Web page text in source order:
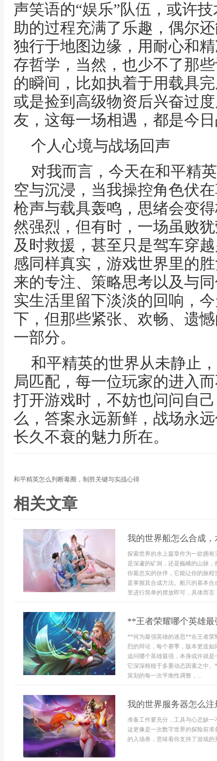
声笑语的“娱乐”队伍，或许
助的过程充满了乐趣，偶尔
独行于地图边缘，用耐心和
存哲学，当然，也少不了那
的瞬间，比如执着于用载具
或是捡到高级物资后兴奋过
友，这每一场相遇，都是今
个人心境与战场回声
对我而言，今天在和平精
空与沉浸，当我操控角色伏
枪声与载具轰鸣，思绪会变
然强烈，但有时，一场虽败
及时救援，甚至只是驾车穿
感同样真实，游戏世界里的
来的专注、策略思考以及与
实生活里留下淡淡的回响，
下，但那些紧张、欢畅、遗
一部分。
和平精英的世界从未静止
局匹配，每一位玩家的进入
打开游戏时，不妨也问问自
么，答案永远新鲜，战场永
长久不衰的魅力所在。
和平精英怎么判断毒圈，制胜关键与实战心得
相关文章
我的世界船怎么合成
探索世界的水上篇章作为一款拥
是深邃的矿洞，还是巍峨的山脉
你最忠实的伙伴，它能让你的旅
是掌握其合成方法。船只的基本
里进行简单的摆放即可，具体而言
**王者荣耀哪个英雄
**何为最强英雄的迷思**在王者荣
烈的辩论，每个赛季，版本更迭
追问哪个英雄最强，本身或许就
它深深根植于多重动态因素之中
策划的每一次平衡性调整，...
我的世界服务器怎么
准备工作要充分，工具与心态缺
这更像是一次数字世界的探险前
的入场券，意味着你支持了游戏的